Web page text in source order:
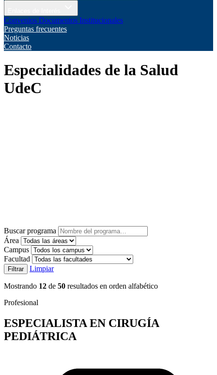
Convenios Documentos Institucionales
Preguntas frecuentes
Noticias
Contacto
Especialidades de la Salud
UdeC
Buscar programa
Área
Campus
Facultad
Filtrar Limpiar
Mostrando 12 de 50 resultados en orden alfabético
Profesional
ESPECIALISTA EN CIRUGÍA
PEDIÁTRICA